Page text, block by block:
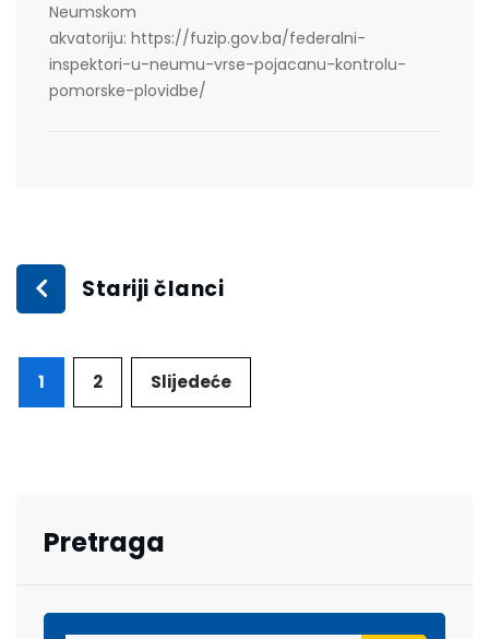
Neumskom
akvatoriju: https://fuzip.gov.ba/federalni-
inspektori-u-neumu-vrse-pojacanu-kontrolu-
pomorske-plovidbe/
Stariji članci
1 2 Slijedeće
Pretraga